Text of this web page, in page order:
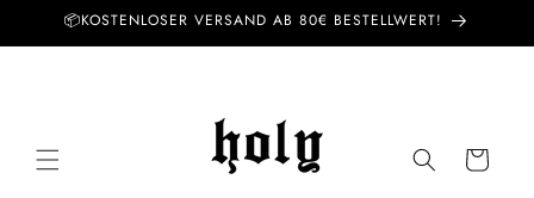
zum
Inhalt
📦KOSTENLOSER VERSAND AB 80€ BESTELLWERT!
Warenkorb